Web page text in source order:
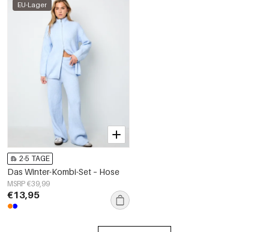
EU-Lager
2-5 TAGE
Das Winter-Kombi-Set – Hose
MSRP €39,99
€13,95